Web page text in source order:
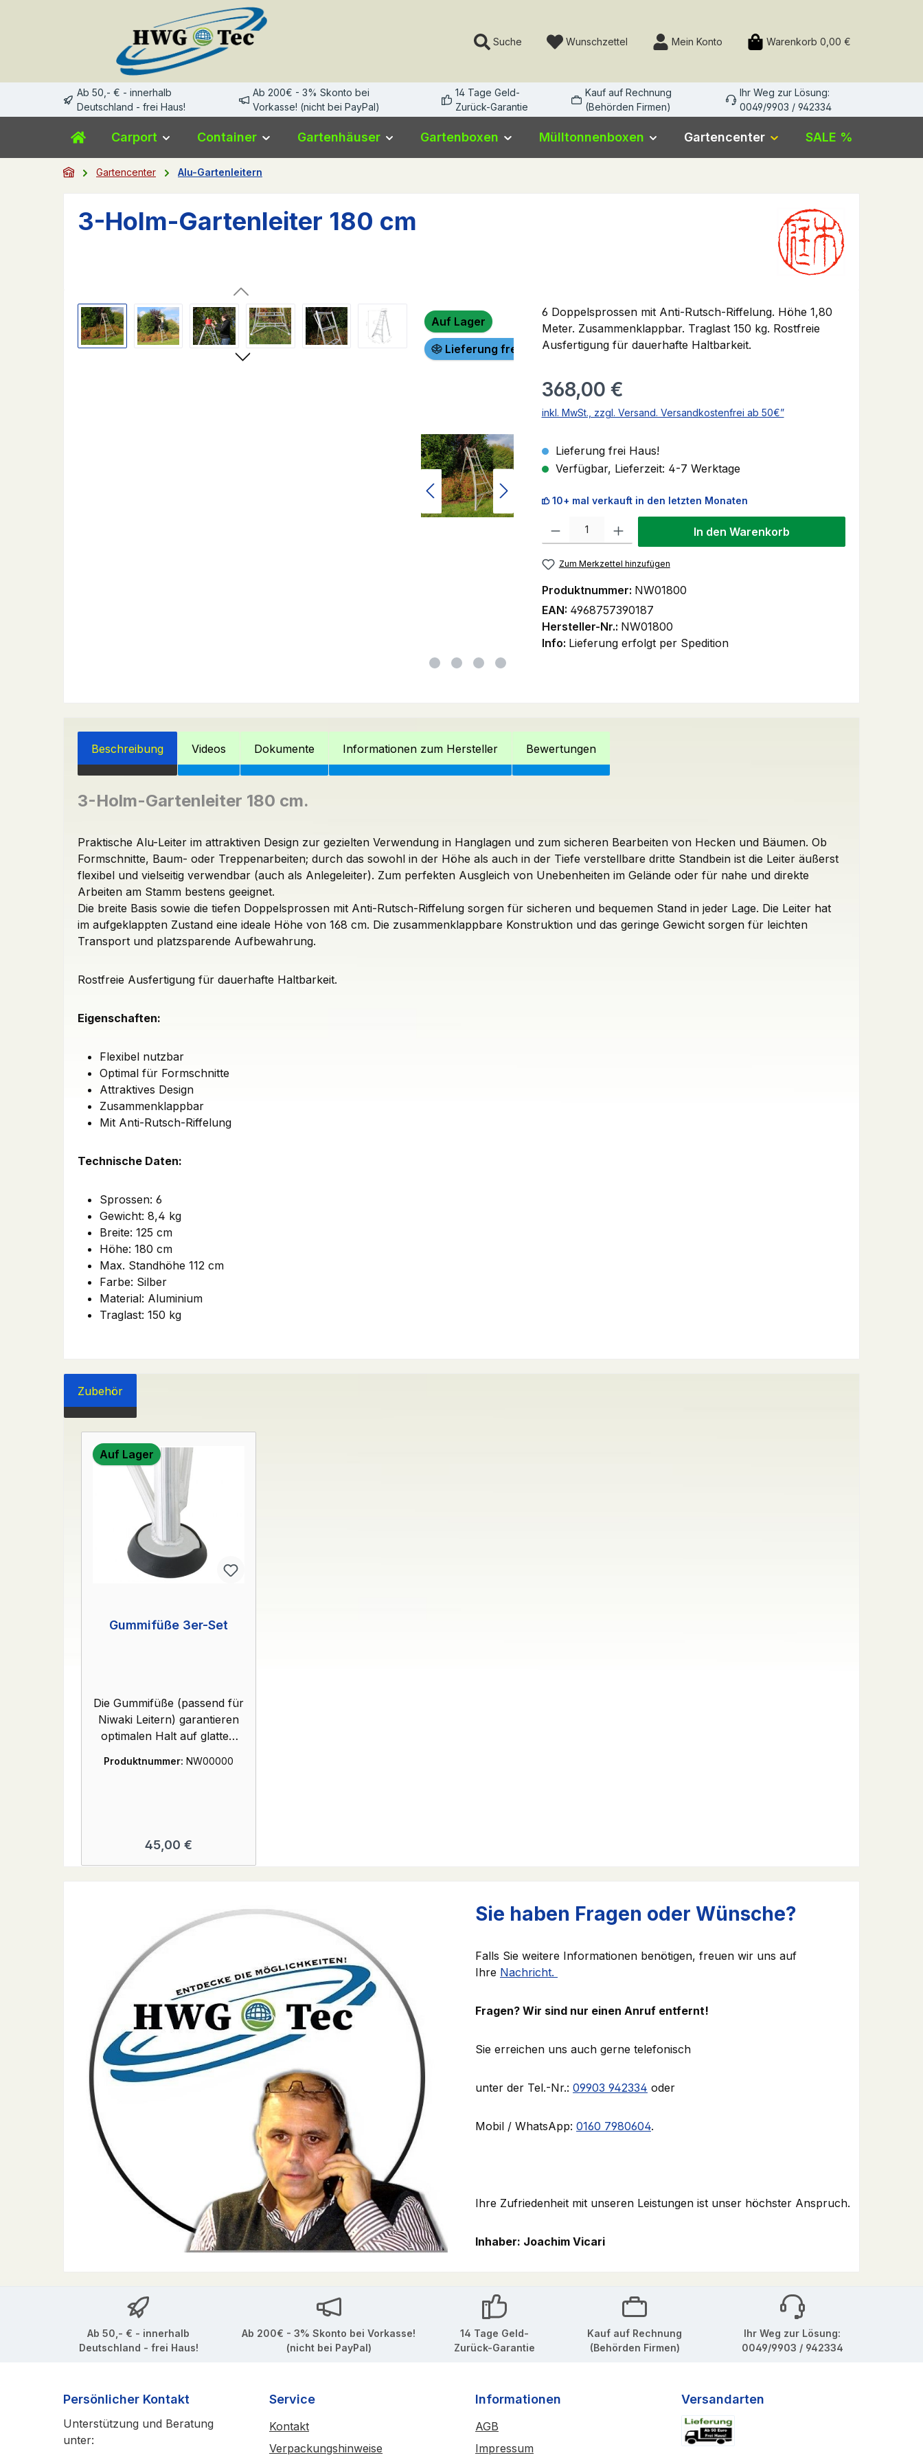
Suche Wunschzettel Du hast 0 Produkte auf dem Merkzettel
Mein Konto Warenkorb 0,00 €
Ab 50,- € - innerhalb
Deutschland - frei Haus!
Ab 200€ - 3% Skonto bei
Vorkasse! (nicht bei PayPal)
14 Tage Geld-
Zurück-Garantie
Kauf auf Rechnung
(Behörden Firmen)
Ihr Weg zur Lösung:
0049/9903 / 942334
Carport Container Gartenhäuser Gartenboxen Mülltonnenboxen Gartencenter SALE %
Gartencenter Alu-Gartenleitern
3-Holm-Gartenleiter 180 cm
Bildergalerie überspringen
Auf Lager
Lieferung frei Haus!
6 Doppelsprossen mit Anti-Rutsch-Riffelung. Höhe 1,80
Meter. Zusammenklappbar. Traglast 150 kg. Rostfreie
Ausfertigung für dauerhafte Haltbarkeit.
Regulärer Preis:
368,00 €
inkl. MwSt., zzgl. Versand. Versandkostenfrei ab 50€”
Lieferung frei Haus!
Verfügbar, Lieferzeit: 4-7 Werktage
10+ mal verkauft in den letzten Monaten
Produkt Anzahl: Gib den gewünschten Wert ein oder benutze die Schaltflächen
In den Warenkorb
Zum Merkzettel hinzufügen
Produktnummer: NW01800
EAN: 4968757390187
Hersteller-Nr.: NW01800
Info: Lieferung erfolgt per Spedition
Beschreibung Videos Dokumente Informationen zum Hersteller Bewertungen
3-Holm-Gartenleiter 180 cm.
Praktische Alu-Leiter im attraktiven Design zur gezielten Verwendung in Hanglagen und zum sicheren Bearbeiten von Hecken und Bäumen. Ob
Formschnitte, Baum- oder Treppenarbeiten; durch das sowohl in der Höhe als auch in der Tiefe verstellbare dritte Standbein ist die Leiter äußerst
flexibel und vielseitig verwendbar (auch als Anlegeleiter). Zum perfekten Ausgleich von Unebenheiten im Gelände oder für nahe und direkte
Arbeiten am Stamm bestens geeignet.
Die breite Basis sowie die tiefen Doppelsprossen mit Anti-Rutsch-Riffelung sorgen für sicheren und bequemen Stand in jeder Lage. Die Leiter hat
im aufgeklappten Zustand eine ideale Höhe von 168 cm. Die zusammenklappbare Konstruktion und das geringe Gewicht sorgen für leichten
Transport und platzsparende Aufbewahrung.
Rostfreie Ausfertigung für dauerhafte Haltbarkeit.
Eigenschaften:
Flexibel nutzbar
Optimal für Formschnitte
Attraktives Design
Zusammenklappbar
Mit Anti-Rutsch-Riffelung
Technische Daten:
Sprossen: 6
Gewicht: 8,4 kg
Breite: 125 cm
Höhe: 180 cm
Max. Standhöhe 112 cm
Farbe: Silber
Material: Aluminium
Traglast: 150 kg
Zubehör
Auf Lager
Gummifüße 3er-Set
Die Gummifüße (passend für
Niwaki Leitern) garantieren
optimalen Halt auf glatten
wird durch die Gummifüße
Produktnummer: NW00000
Regulärer Preis:
45,00 €
Sie haben Fragen oder Wünsche?
Falls Sie weitere Informationen benötigen, freuen wir uns auf
Ihre Nachricht.
Fragen? Wir sind nur einen Anruf entfernt!
Sie erreichen uns auch gerne telefonisch
unter der Tel.-Nr.: 09903 942334 oder
Mobil / WhatsApp: 0160 7980604.
Ihre Zufriedenheit mit unseren Leistungen ist unser höchster Anspruch.
Inhaber: Joachim Vicari
Ab 50,- € - innerhalb
Deutschland - frei Haus!
Ab 200€ - 3% Skonto bei Vorkasse!
(nicht bei PayPal)
14 Tage Geld-
Zurück-Garantie
Kauf auf Rechnung
(Behörden Firmen)
Ihr Weg zur Lösung:
0049/9903 / 942334
Persönlicher Kontakt
Unterstützung und Beratung
unter:
Service
Kontakt
Verpackungshinweise
Informationen
AGB
Impressum
Versandarten